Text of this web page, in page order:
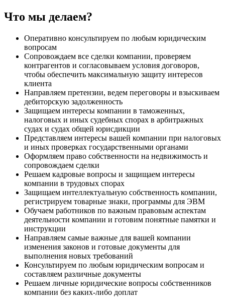
Что мы делаем?
Оперативно консультируем по любым юридическим
вопросам
Сопровождаем все сделки компании, проверяем
контрагентов и согласовываем условия договоров,
чтобы обеспечить максимальную защиту интересов
клиента
Направляем претензии, ведем переговоры и взыскиваем
дебиторскую задолженность
Защищаем интересы компании в таможенных,
налоговых и иных судебных спорах в арбитражных
судах и судах общей юрисдикции
Представляем интересы вашей компании при налоговых
и иных проверках государственными органами
Оформляем право собственности на недвижимость и
сопровождаем сделки
Решаем кадровые вопросы и защищаем интересы
компании в трудовых спорах
Защищаем интеллектуальную собственность компании,
регистрируем товарные знаки, программы для ЭВМ
Обучаем работников по важным правовым аспектам
деятельности компании и готовим понятные памятки и
инструкции
Направляем самые важные для вашей компании
изменения законов и готовые документы для
выполнения новых требований
Консультируем по любым юридическим вопросам и
составляем различные документы
Решаем личные юридические вопросы собственников
компании без каких-либо доплат